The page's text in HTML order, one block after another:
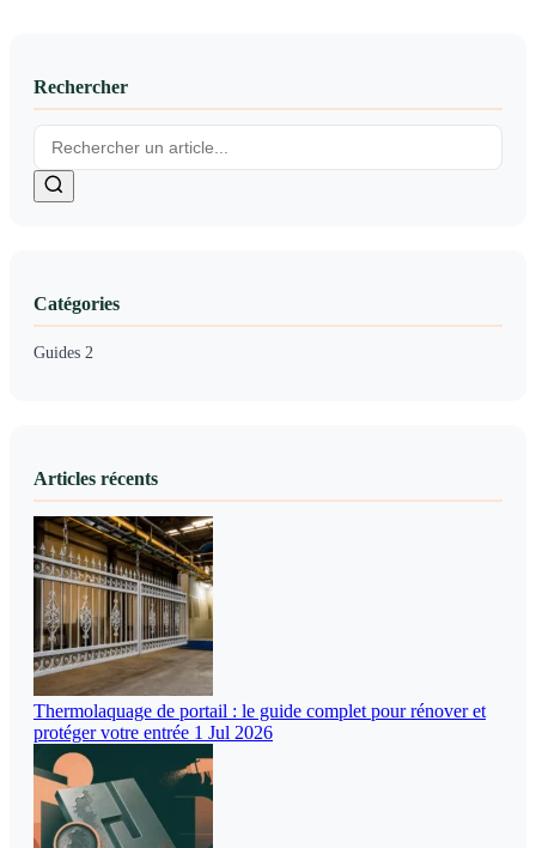
Rechercher
Catégories
Guides 2
Articles récents
Thermolaquage de portail : le guide complet pour rénover et
protéger votre entrée 1 Jul 2026